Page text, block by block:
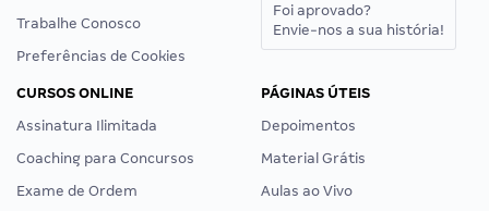
Trabalhe Conosco
Preferências de Cookies
Foi aprovado?
Envie-nos a sua história!
CURSOS ONLINE
Assinatura Ilimitada
Coaching para Concursos
Exame de Ordem
PÁGINAS ÚTEIS
Depoimentos
Material Grátis
Aulas ao Vivo